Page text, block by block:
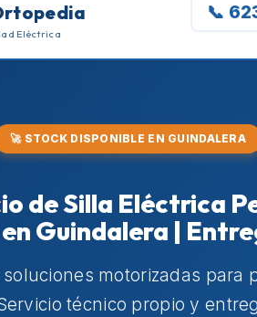
Eléctrica
📞
🚀 STOCK DISPONIBLE EN GUINDALERA
de Silla Eléctrica
Guindalera |
soluciones motorizadas para
técnico propio y